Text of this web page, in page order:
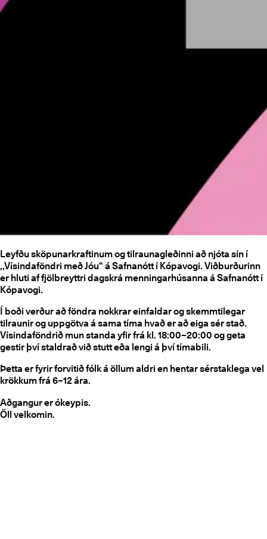
Leyfðu sköpunarkraftinum og tilraunagleðinni að njóta sín í
,,Vísindaföndri með Jóu“ á Safnanótt í Kópavogi. Viðburðurinn
er hluti af fjölbreyttri dagskrá menningarhúsanna á Safnanótt í
Kópavogi.
Í boði verður að föndra nokkrar einfaldar og skemmtilegar
tilraunir og uppgötva á sama tíma hvað er að eiga sér stað.
Vísindaföndrið mun standa yfir frá kl. 18:00–20:00 og geta
gestir því staldrað við stutt eða lengi á því tímabili.
Þetta er fyrir forvitið fólk á öllum aldri en hentar sérstaklega vel
krökkum frá 6–12 ára.
Aðgangur er ókeypis.
Öll velkomin.